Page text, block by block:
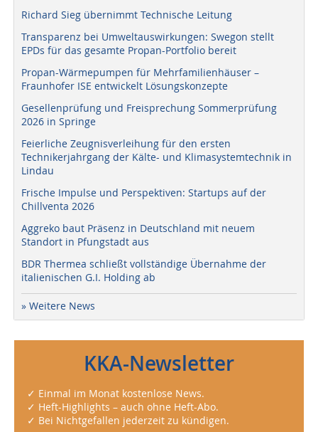
Richard Sieg übernimmt Technische Leitung
Transparenz bei Umweltauswirkungen: Swegon stellt
EPDs für das gesamte Propan-Portfolio bereit
Propan-Wärmepumpen für Mehrfamilienhäuser –
Fraunhofer ISE entwickelt Lösungskonzepte
Gesellenprüfung und Freisprechung Sommerprüfung
2026 in Springe
Feierliche Zeugnisverleihung für den ersten
Technikerjahrgang der Kälte- und Klimasystemtechnik in
Lindau
Frische Impulse und Perspektiven: Startups auf der
Chillventa 2026
Aggreko baut Präsenz in Deutschland mit neuem
Standort in Pfungstadt aus
BDR Thermea schließt vollständige Übernahme der
italienischen G.I. Holding ab
» Weitere News
KKA-Newsletter
✓ Einmal im Monat kostenlose News.
✓ Heft-Highlights – auch ohne Heft-Abo.
✓ Bei Nichtgefallen jederzeit zu kündigen.